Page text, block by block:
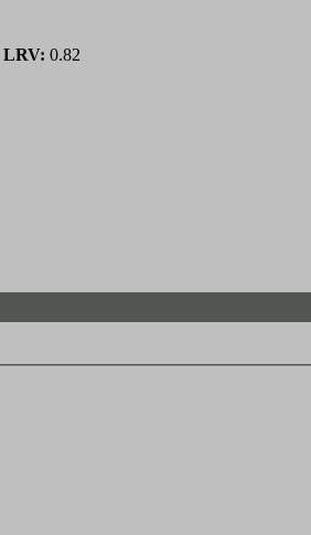
LRV: 0.82